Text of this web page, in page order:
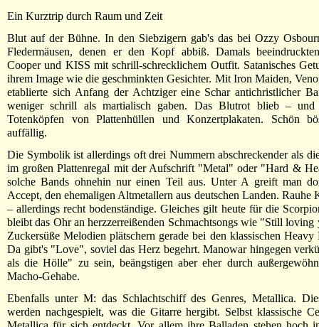
Ein Kurztrip durch Raum und Zeit
Blut auf der Bühne. In den Siebzigern gab's das bei Ozzy
Fledermäusen, denen er den Kopf abbiß. Damals
Cooper und KISS mit schrill-schrecklichem Outfit. Satanisches
ihrem Image wie die geschminkten Gesichter. Mit Iron Maiden,
etablierte sich Anfang der Achtziger eine Schar antichristlicher
weniger schrill als martialisch gaben. Das Blutrot blieb – und
Totenköpfen von Plattenhüllen und Konzertplakaten. Schön
auffällig.
Die Symbolik ist allerdings oft drei Nummern abschreckender als
im großen Plattenregal mit der Aufschrift "Metal" oder "Hard &
solche Bands ohnehin nur einen Teil aus. Unter A greift man
Accept, den ehemaligen Altmetallern aus deutschen Landen. Rauhe
– allerdings recht bodenständige. Gleiches gilt heute für die
bleibt das Ohr an herzzerreißenden Schmachtsongs wie "Still loving
Zuckersüße Melodien plätschern gerade bei den klassischen Heavy
Da gibt's "Love", soviel das Herz begehrt. Manowar hingegen
als die Hölle" zu sein, beängstigen aber eher durch
Macho-Gehabe.
Ebenfalls unter M: das Schlachtschiff des Genres, Metallica.
werden nachgespielt, was die Gitarre hergibt. Selbst klassische